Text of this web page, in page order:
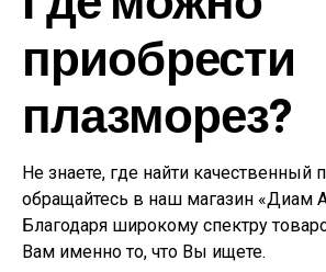
приобрести
плазморез?
Не знаете, где найти качественный
обращайтесь в наш магазин «Диам
Благодаря широкому спектру
Вам именно то, что Вы ищете.